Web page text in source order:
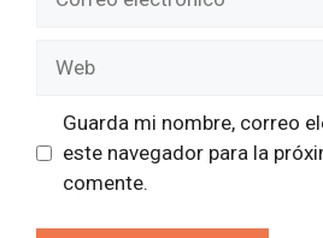
electrónico
Guarda mi nombre, correo
este navegador para la
comente.